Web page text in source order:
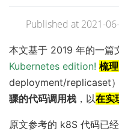
Published at 2021-
本文基于 2019 年的一篇
Kubernetes edition! 梳
deployment/replicaset）
骤的代码调用栈 ，以在实
原文参考的 k8S 代码已